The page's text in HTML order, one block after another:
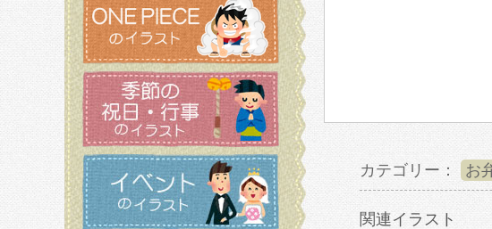
カテゴリー： お
関連イラスト